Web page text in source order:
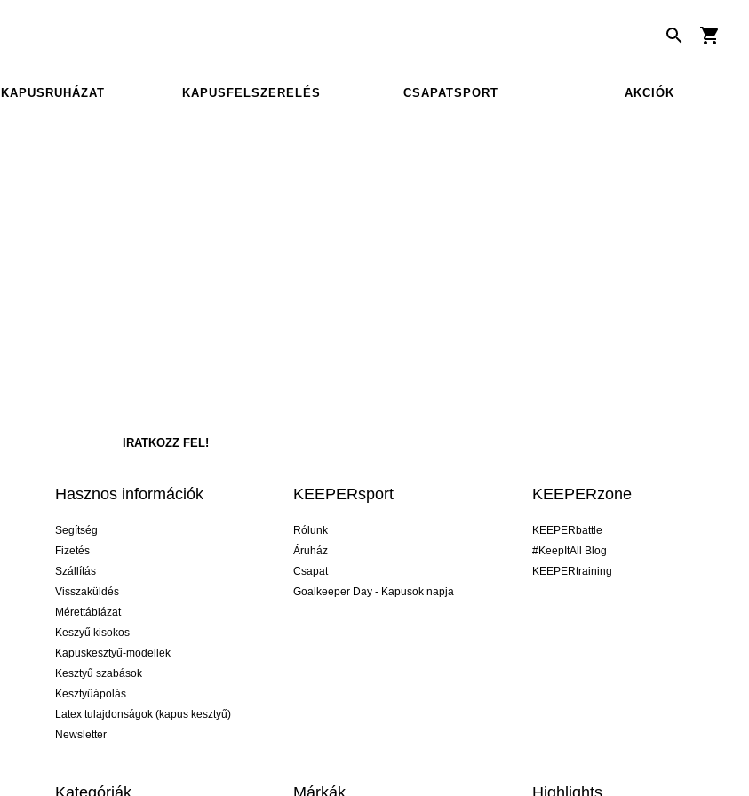
KAPUSRUHÁZAT KAPUSFELSZERELÉS CSAPATSPORT AKCIÓK
Hasznos információk
Segítség
Fizetés
Szállítás
Visszaküldés
Mérettáblázat
Keszyű kisokos
Kapuskesztyű-modellek
Kesztyű szabások
Kesztyűápolás
Latex tulajdonságok (kapus kesztyű)
Newsletter
KEEPERsport
Rólunk
Áruház
Csapat
Goalkeeper Day - Kapusok napja
KEEPERzone
KEEPERbattle
#KeepItAll Blog
KEEPERtraining
Kategóriák Márkák Highlights